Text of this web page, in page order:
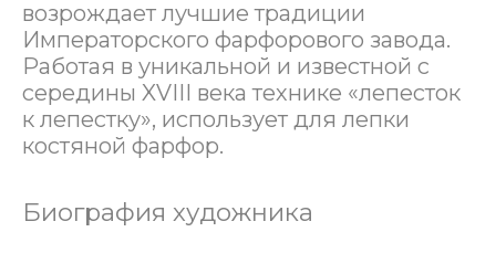
возрождает лучшие традиции
Императорского фарфорового завода.
Работая в уникальной и известной с
середины XVIII века технике «лепесток
к лепестку», использует для лепки
костяной фарфор.
Биография художника